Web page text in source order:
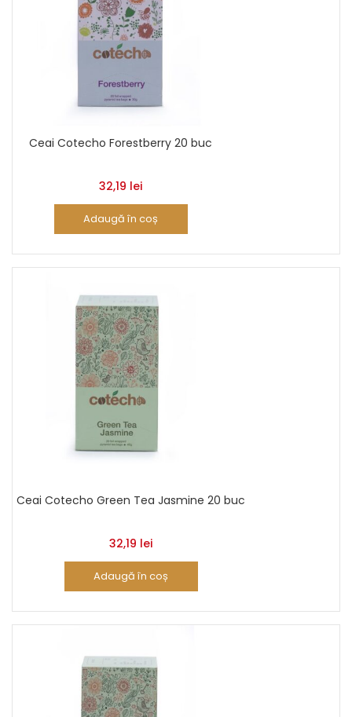
Ceai Cotecho Forestberry 20 buc
32,19 lei
Adaugă în coș
Ceai Cotecho Green Tea Jasmine 20 buc
32,19 lei
Adaugă în coș